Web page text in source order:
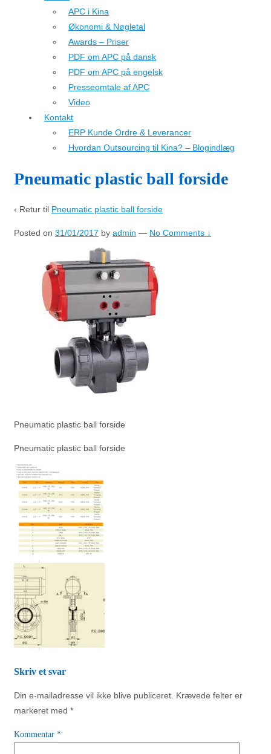
APC i Kina
Økonomi & Nøgletal
Awards – Priser
PDF om APC på dansk
PDF om APC på engelsk
Presseomtale af APC
Video
Kontakt
ERP Kunde Ordre & Leverancer
Hvordan Outsourcing til Kina? – Blogindlæg
Pneumatic plastic ball forside
‹ Retur til Pneumatic plastic ball forside
Posted on 31/01/2017 by admin — No Comments ↓
Pneumatic plastic ball forside
Pneumatic plastic ball forside
Skriv et svar
Din e-mailadresse vil ikke blive publiceret. Krævede felter er
markeret med *
Kommentar *